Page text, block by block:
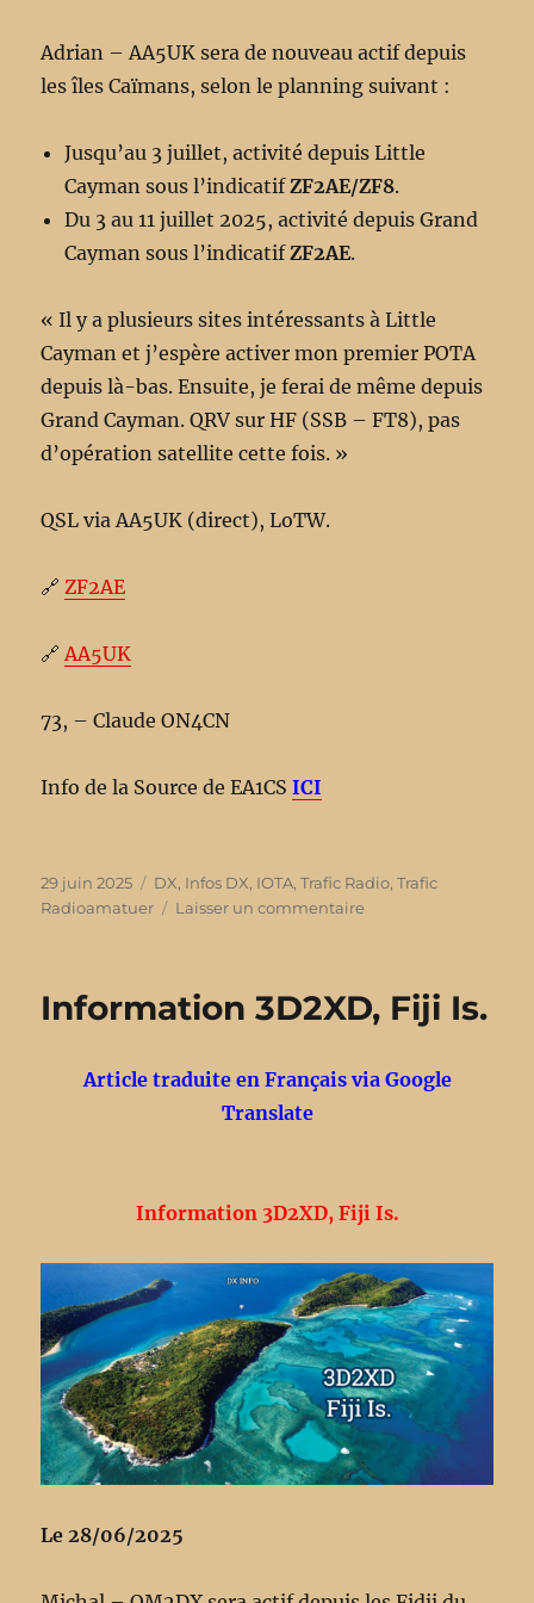
Adrian – AA5UK sera de nouveau actif depuis
les îles Caïmans, selon le planning suivant :
Jusqu’au 3 juillet, activité depuis Little
Cayman sous l’indicatifZF2AE/ZF8.
Du 3 au 11 juillet 2025, activité depuis Grand
Cayman sous l’indicatifZF2AE.
« Il y a plusieurs sites intéressants à Little
Cayman et j’espère activer mon premier POTA
depuis là-bas. Ensuite, je ferai de même depuis
Grand Cayman. QRV sur HF (SSB – FT8), pas
d’opération satellite cette fois. »
QSL via AA5UK (direct), LoTW.
🔗ZF2AE
🔗AA5UK
73, – Claude ON4CN
Info de la Source de EA1CSICI
Publié
le
29 juin 2025 Catégories
DX, Infos DX, IOTA,Trafic Radio,Trafic
Radioamatuer
Laisser un commentaire
ZF2AE/ZF8,
Cayman
Information 3D2XD, Fiji Is.
Article traduite en Français via Google
Translate
Information 3D2XD, Fiji Is.
Le 28/06/2025